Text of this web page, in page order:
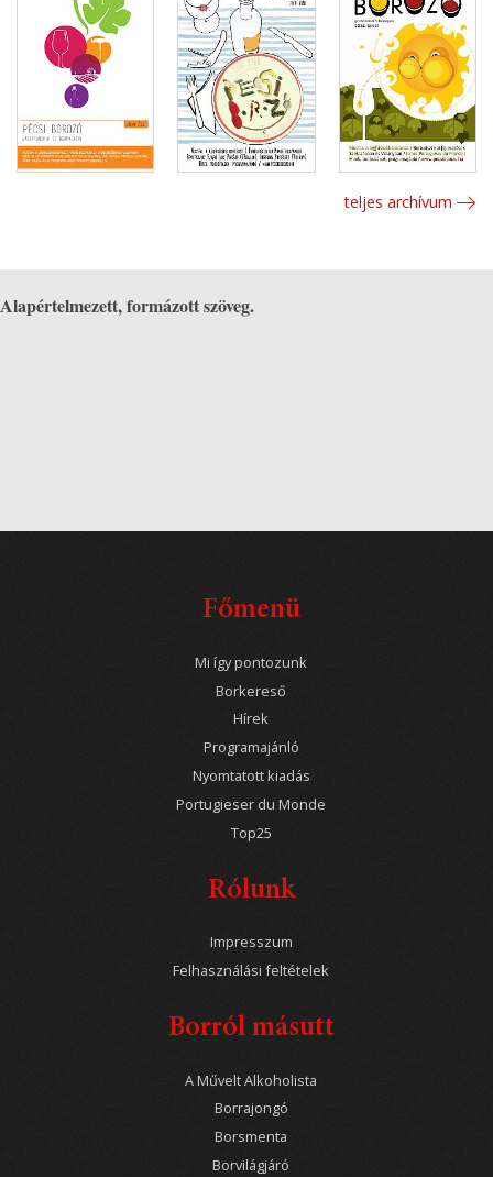
teljes archívum
Alapértelmezett, formázott szöveg.
Főmenü
Mi így pontozunk
Borkereső
Hírek
Programajánló
Nyomtatott kiadás
Portugieser du Monde
Top25
Rólunk
Impresszum
Felhasználási feltételek
Borról másutt
A Művelt Alkoholista
Borrajongó
Borsmenta
Borvilágjáró